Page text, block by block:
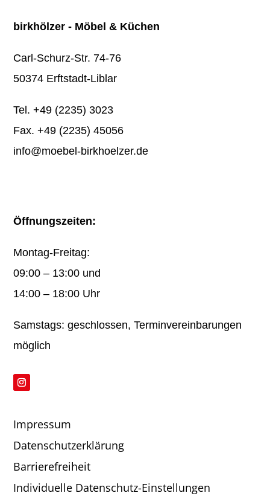
birkhölzer - Möbel & Küchen
Carl-Schurz-Str. 74-76
50374 Erftstadt-Liblar
Tel.+49 (2235) 3023
Fax. +49 (2235) 45056
info@moebel-birkhoelzer.de
Öffnungszeiten:
Montag-Freitag:
09:00 – 13:00 und
14:00 – 18:00 Uhr
Samstags: geschlossen, Terminvereinbarungen
möglich
Impressum
Datenschutzerklärung
Barrierefreiheit
Individuelle Datenschutz-Einstellungen